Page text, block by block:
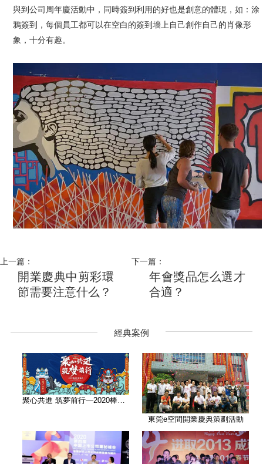
與到公司周年慶活動中，同時簽到利用的好也是創意的體現，如：涂
鴉簽到，每個員工都可以在空白的簽到墻上自己創作自己的肖像形
象，十分有趣。
上一篇：
開業慶典中剪彩環
節需要注意什么？
下一篇：
年會獎品怎么選才
合適？
經典案例
聚心共進 筑夢前行—2020棒谷科
東莞e空間開業慶典策劃活動